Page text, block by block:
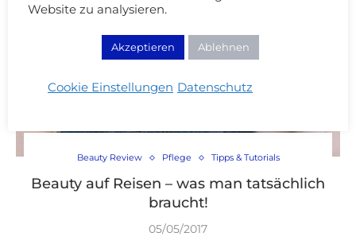
Beauty Review Pflege Tipps & Tutorials
Beauty auf Reisen – was man tatsächlich
braucht!
05/05/2017
Website zu analysieren.
Akzeptieren Ablehnen
Cookie Einstellungen Datenschutz